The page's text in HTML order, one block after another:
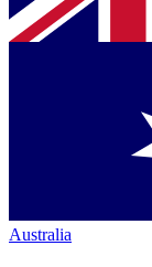
Australia